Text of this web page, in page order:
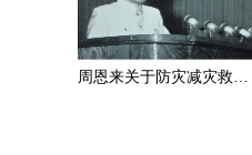
周恩来关于防灾减灾救灾的一组论述